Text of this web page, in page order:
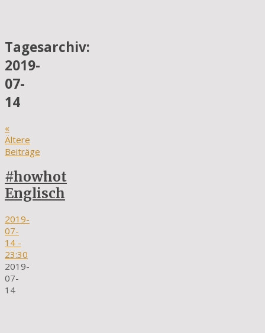
Tagesarchiv:
2019-
07-
14
«
Ältere
Beiträge
#howhot
Englisch
2019-
07-
14 -
23:30
2019-
07-
14